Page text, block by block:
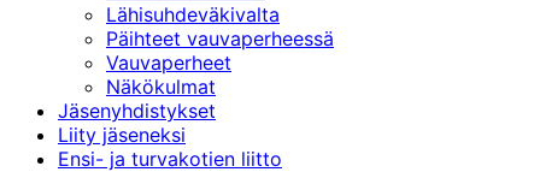
Lähisuhdeväkivalta
Päihteet vauvaperheessä
Vauvaperheet
Näkökulmat
Jäsenyhdistykset
Liity jäseneksi
Ensi- ja turvakotien liitto